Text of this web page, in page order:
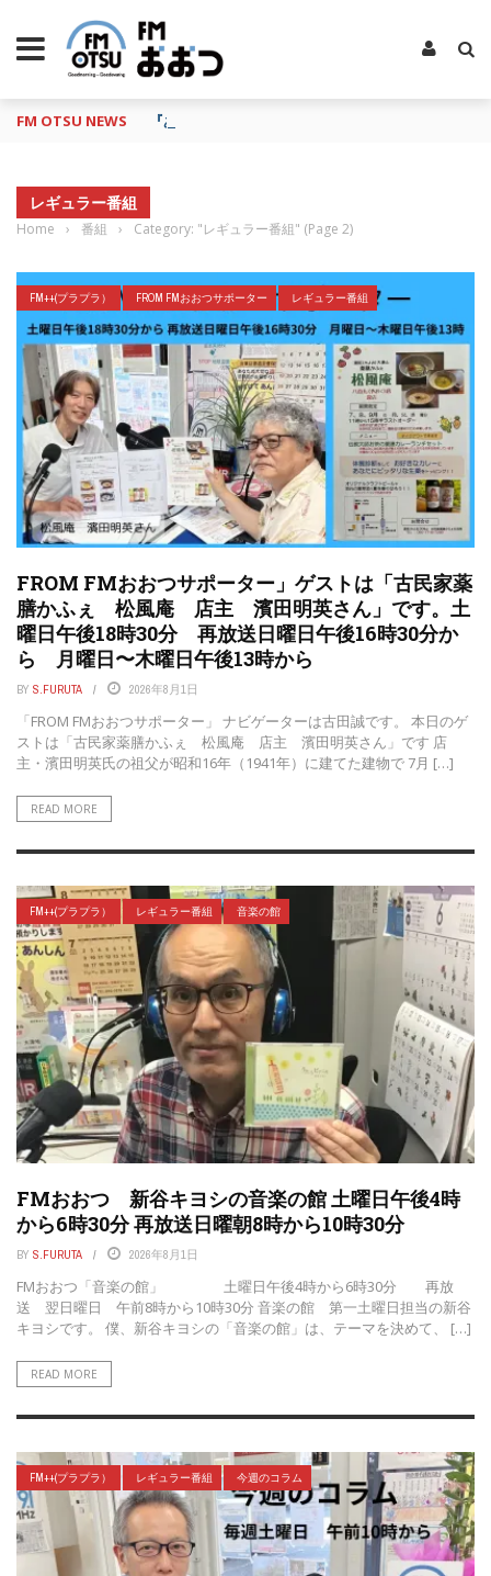
FM OTSU NEWS 『あの日の放送、もう一度聴きたいな…』にお応え
レギュラー番組
Home › 番組 › Category: "レギュラー番組" (Page 2)
FM++(プラプラ） FROM FMおおつサポーター レギュラー番組
FROM FMおおつサポーター」ゲストは「古民家薬
膳かふぇ 松風庵 店主 濱田明英さん」です。土
曜日午後18時30分 再放送日曜日午後16時30分か
ら 月曜日〜木曜日午後13時から
BY S.FURUTA 2026年8月1日
「FROM FMおおつサポーター」 ナビゲーターは古田誠です。 本日のゲ
ストは「古民家薬膳かふぇ 松風庵 店主 濱田明英さん」です 店
主・濱田明英氏の祖父が昭和16年（1941年）に建てた建物で 7月 […]
READ MORE
FM++(プラプラ） レギュラー番組 音楽の館
FMおおつ 新谷キヨシの音楽の館 土曜日午後4時
から6時30分 再放送日曜朝8時から10時30分
BY S.FURUTA 2026年8月1日
FMおおつ「音楽の館」 土曜日午後4時から6時30分 再放
送 翌日曜日 午前8時から10時30分 音楽の館 第一土曜日担当の新谷
キヨシです。 僕、新谷キヨシの「音楽の館」は、テーマを決めて、 […]
READ MORE
FM++(プラプラ） レギュラー番組 今週のコラム